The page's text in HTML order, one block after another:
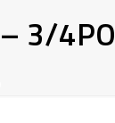
3/4PO